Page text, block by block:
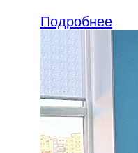
Подробнее